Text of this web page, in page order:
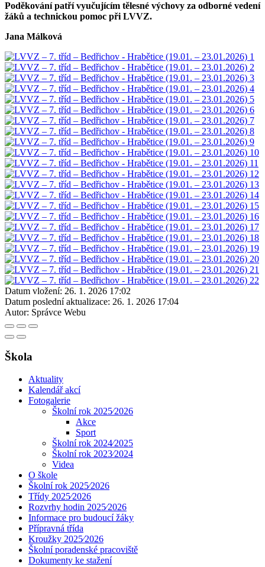
Poděkování patří vyučujícím tělesné výchovy za odborné vedení
žáků a technickou pomoc při LVVZ.
Jana Málková
Datum vložení: 26. 1. 2026 17:02
Datum poslední aktualizace: 26. 1. 2026 17:04
Autor: Správce Webu
Škola
Aktuality
Kalendář akcí
Fotogalerie
Školní rok 2025⁄2026
Akce
Sport
Školní rok 2024⁄2025
Školní rok 2023⁄2024
Videa
O škole
Školní rok 2025⁄2026
Třídy 2025⁄2026
Rozvrhy hodin 2025⁄2026
Informace pro budoucí žáky
Přípravná třída
Kroužky 2025⁄2026
Školní poradenské pracoviště
Dokumenty ke stažení